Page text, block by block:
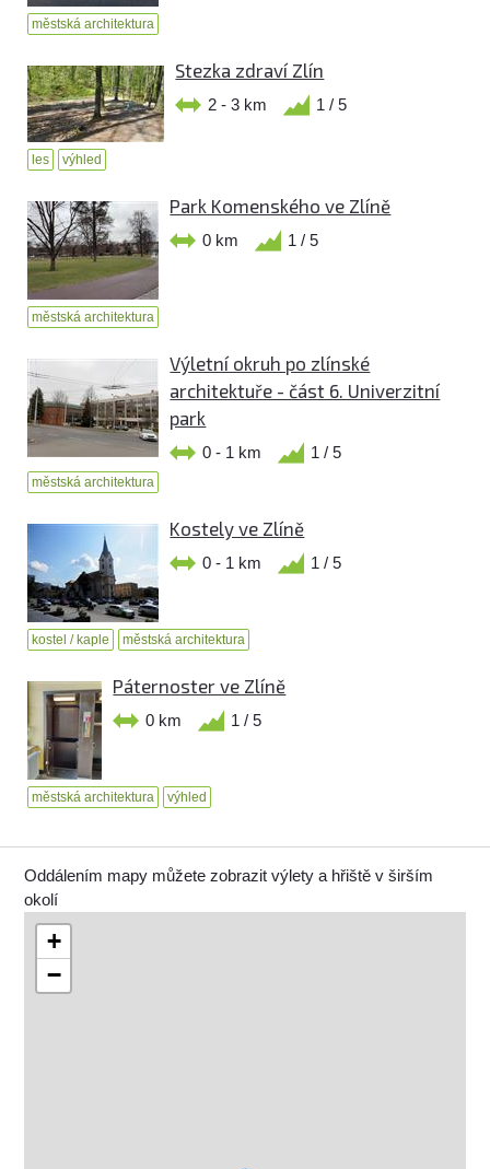
městská architektura
Stezka zdraví Zlín
2 - 3 km 1 / 5
les výhled
Park Komenského ve Zlíně
0 km 1 / 5
městská architektura
Výletní okruh po zlínské
architektuře - část 6. Univerzitní
park
0 - 1 km 1 / 5
městská architektura
Kostely ve Zlíně
0 - 1 km 1 / 5
kostel / kaple městská architektura
Páternoster ve Zlíně
0 km 1 / 5
městská architektura výhled
Oddálením mapy můžete zobrazit výlety a hřiště v širším
okolí
+
−